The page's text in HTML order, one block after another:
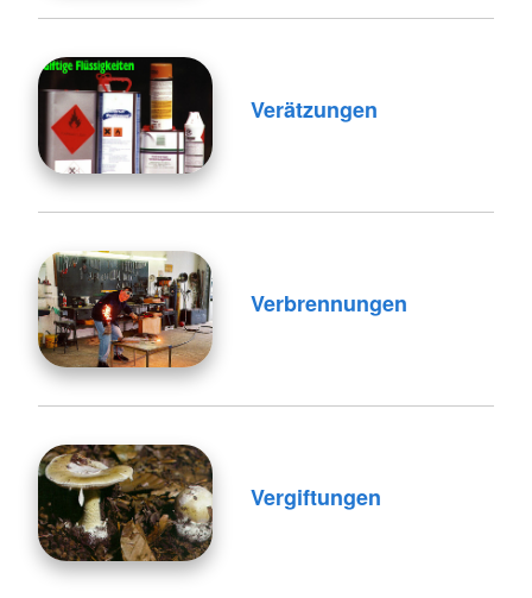
Verätzungen
Verbrennungen
Vergiftungen